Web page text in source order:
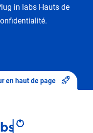
in labs Hauts de
en haut de page